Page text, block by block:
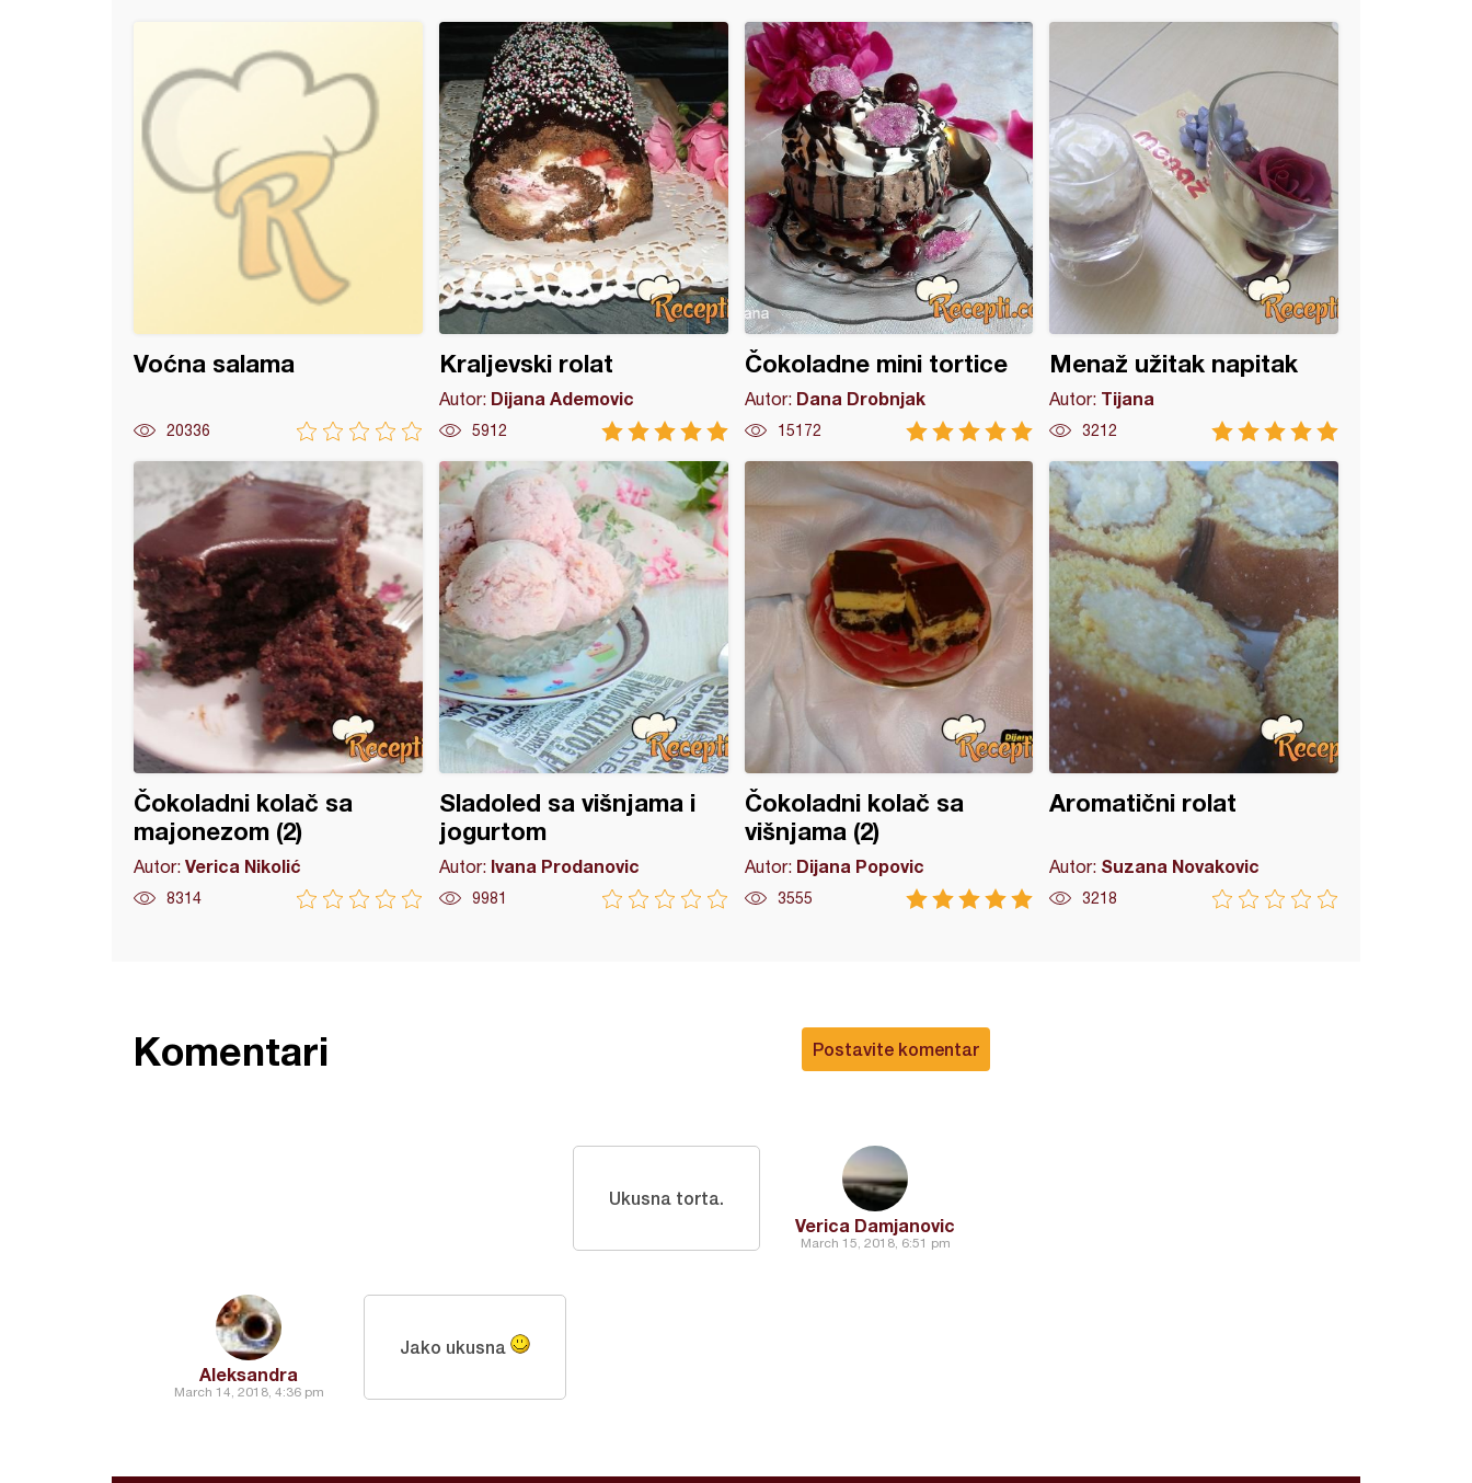
Voćna salama
20336
Kraljevski rolat
Autor: Dijana Ademovic
5912
Čokoladne mini tortice
Autor: Dana Drobnjak
15172
Menaž užitak napitak
Autor: Tijana
3212
Čokoladni kolač sa
majonezom (2)
Autor: Verica Nikolić
8314
Sladoled sa višnjama i
jogurtom
Autor: Ivana Prodanovic
9981
Čokoladni kolač sa
višnjama (2)
Autor: Dijana Popovic
3555
Aromatični rolat
Autor: Suzana Novakovic
3218
Postavite komentar
Komentari
Verica Damjanovic
March 15, 2018, 6:51 pm
Ukusna torta.
Aleksandra
March 14, 2018, 4:36 pm
Jako ukusna